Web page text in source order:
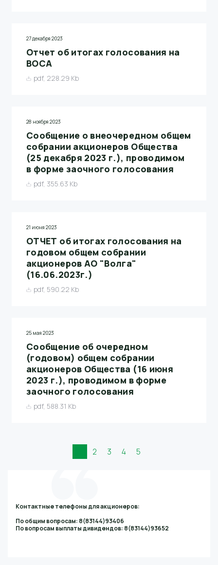
27 декабря 2023
Отчет об итогах голосования на
ВОСА
pdf, 228.29 Kb
28 ноября 2023
Сообщение о внеочередном общем
собрании акционеров Общества
(25 декабря 2023 г.), проводимом
в форме заочного голосования
pdf, 355.63 Kb
21 июня 2023
ОТЧЕТ об итогах голосования на
годовом общем собрании
акционеров АО "Волга"
(16.06.2023г.)
pdf, 590.22 Kb
25 мая 2023
Сообщение об очередном
(годовом) общем собрании
акционеров Общества (16 июня
2023 г.), проводимом в форме
заочного голосования
pdf, 588.31 Kb
2 3 4 5
Контактные телефоны для акционеров:
По общим вопросам: 8(83144)93406
По вопросам выплаты дивидендов: 8(83144)93652